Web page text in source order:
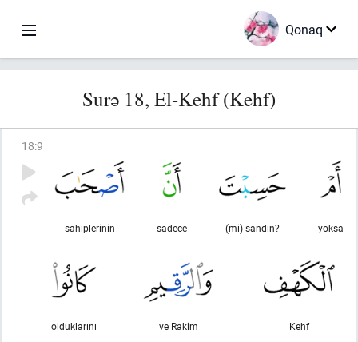
Qonaq
Surə 18, El-Kehf (Kehf)
18:9
yoksa
(mi) sandın?
sadece
sahiplerinin
Kehf
ve Rakim
olduklarını